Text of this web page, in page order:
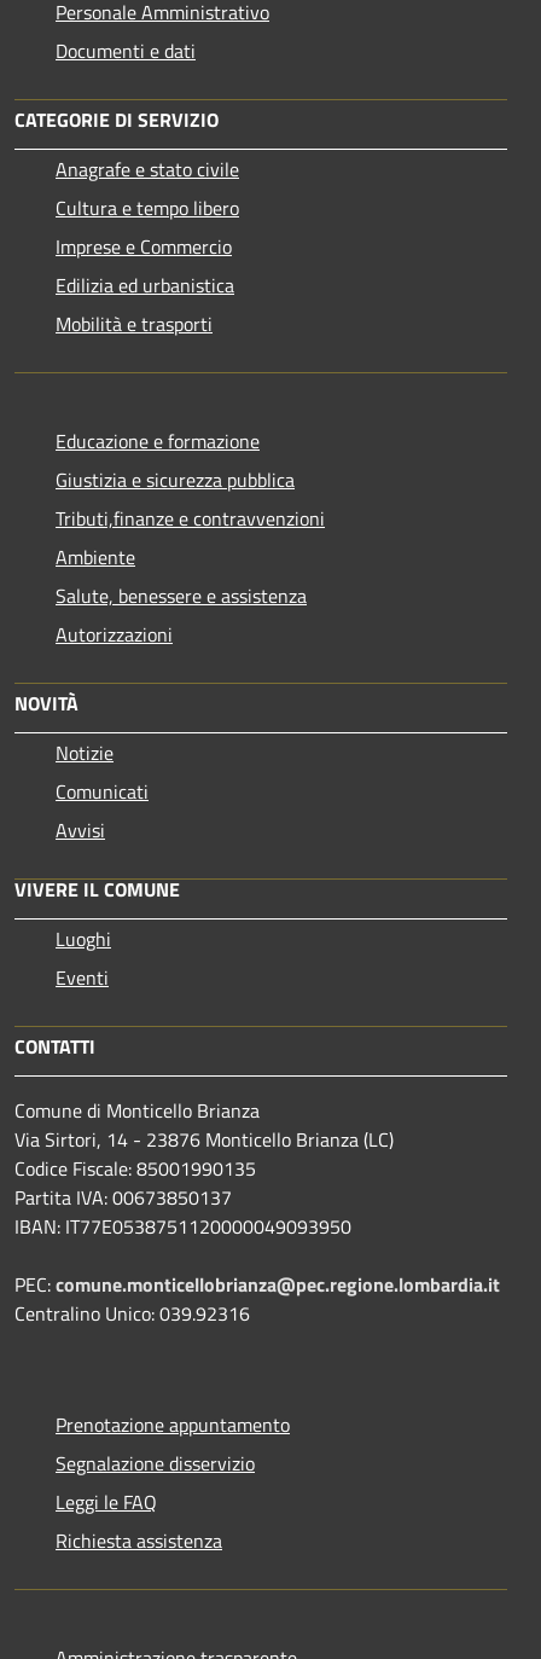
Personale Amministrativo
Documenti e dati
CATEGORIE DI SERVIZIO
Anagrafe e stato civile
Cultura e tempo libero
Imprese e Commercio
Edilizia ed urbanistica
Mobilità e trasporti
Educazione e formazione
Giustizia e sicurezza pubblica
Tributi,finanze e contravvenzioni
Ambiente
Salute, benessere e assistenza
Autorizzazioni
NOVITÀ
Notizie
Comunicati
Avvisi
VIVERE IL COMUNE
Luoghi
Eventi
CONTATTI
Comune di Monticello Brianza
Via Sirtori, 14 - 23876 Monticello Brianza (LC)
Codice Fiscale: 85001990135
Partita IVA: 00673850137
IBAN: IT77E0538751120000049093950
PEC:comune.monticellobrianza@pec.regione.lombardia.it
Centralino Unico: 039.92316
Prenotazione appuntamento
Segnalazione disservizio
Leggi le FAQ
Richiesta assistenza